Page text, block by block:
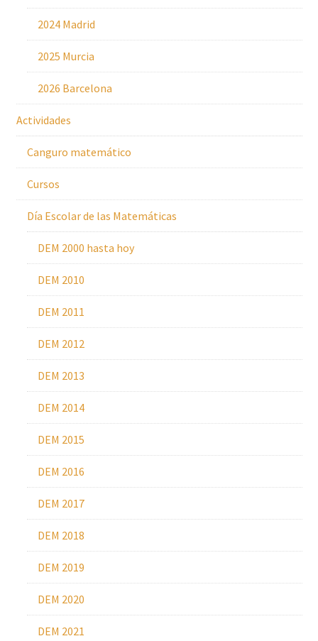
2024 Madrid
2025 Murcia
2026 Barcelona
Actividades
Canguro matemático
Cursos
Día Escolar de las Matemáticas
DEM 2000 hasta hoy
DEM 2010
DEM 2011
DEM 2012
DEM 2013
DEM 2014
DEM 2015
DEM 2016
DEM 2017
DEM 2018
DEM 2019
DEM 2020
DEM 2021